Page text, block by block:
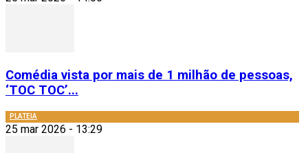
Comédia vista por mais de 1 milhão de pessoas,
‘TOC TOC’...
PLATEIA
25 mar 2026 - 13:29